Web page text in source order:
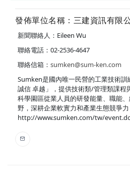
發佈單位名稱：三建資訊有限
新聞聯絡人：Eileen Wu
聯絡電話：02-2536-4647
聯絡信箱： sumken@sum-ken.com
Sumken是國內唯一民營的工業技術
誠信 卓越」，提供技術類/管理類課程
科學園區從業人員的研發能量、職能
野，深耕企業軟實力和產業生態競爭力
http://www.sumken.com/tw/